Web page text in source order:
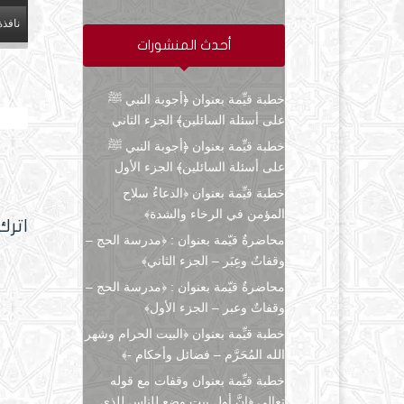
أحدث المنشورات
خطبة قيِّمة بعنوان ﴿أجوبة النبي ﷺ
على أسئلة السائلين﴾ الجزء الثاني
خطبة قيِّمة بعنوان ﴿أجوبة النبي ﷺ
على أسئلة السائلين﴾ الجزء الأول
خطبة قيِّمة بعنوان ﴿الدعاءُ سلاح
المؤمن في الرخاء والشدة﴾
محاضرةٌ قيّمة بعنوان : ﴿مدرسة الحج –
وقفاتٌ وعِبَر – الجزء الثاني﴾
محاضرةٌ قيّمة بعنوان : ﴿مدرسة الحج –
وقفاتٌ وعبر – الجزء الأول﴾
خطبة قيِّمة بعنوان ﴿البيت الحرام وشهر
الله المُحَرَّم – فضائل وأحكام -﴾
خطبة قيِّمة بعنوان وقفات مع قوله